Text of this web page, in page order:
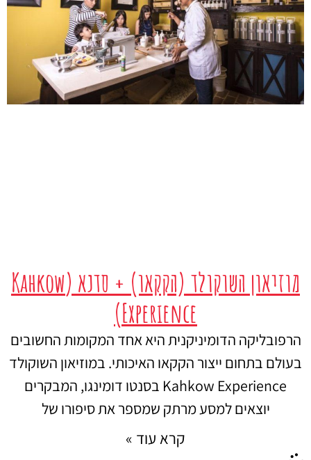
מוזיאון השוקולד (הקקאו) + סדנא (Kahkow
Experience)
הרפובליקה הדומיניקנית היא אחד המקומות החשובים
בעולם בתחום ייצור הקקאו האיכותי. במוזיאון השוקולד
Kahkow Experience בסנטו דומינגו, המבקרים
יוצאים למסע מרתק שמספר את סיפורו של
קרא עוד »